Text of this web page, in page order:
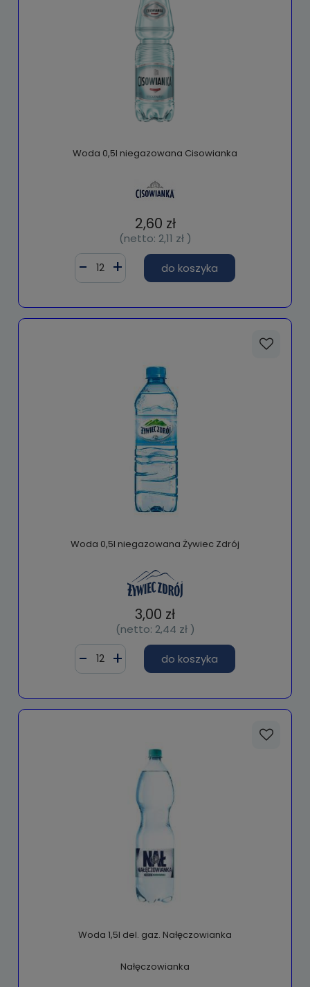
Woda 0,5l niegazowana Cisowianka
2,60 zł
(netto: 2,11 zł)
do koszyka
Woda 0,5l niegazowana Żywiec Zdrój
3,00 zł
(netto: 2,44 zł)
do koszyka
Woda 1,5l del. gaz. Nałęczowianka
Nałęczowianka